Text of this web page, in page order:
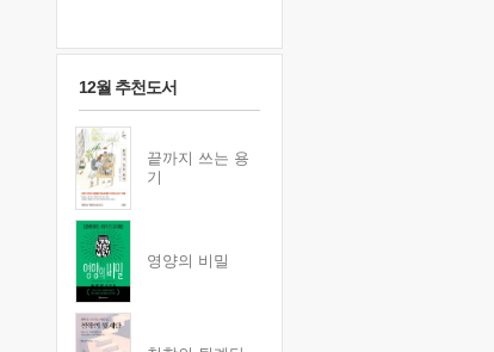
12월 추천도서
끝까지 쓰는 용
기
영양의 비밀